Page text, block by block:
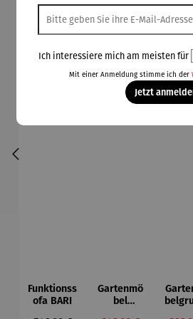
Funktionss
ofa BARI
Rabatt
Gartenmö
bel
Ich interessiere mich am meisten für
Mit einer Anmeldung stimme ich der
Jetzt